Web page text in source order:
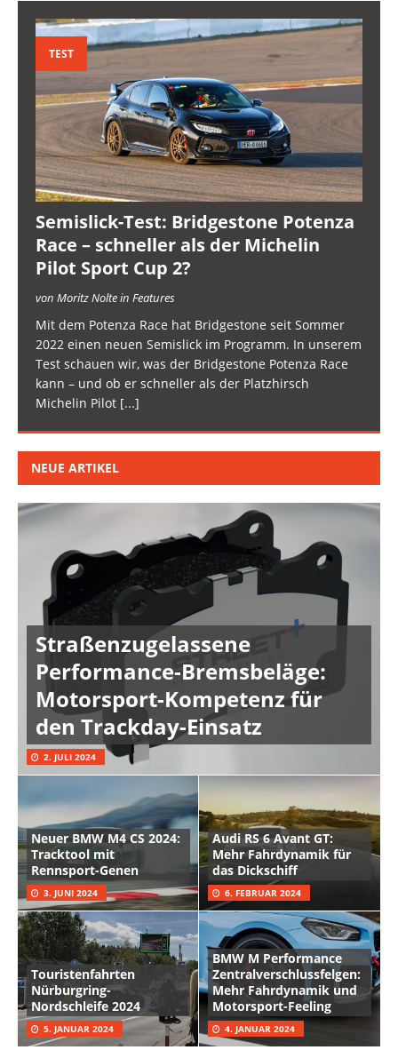
TEST
Semislick-Test: Bridgestone Potenza
Race – schneller als der Michelin
Pilot Sport Cup 2?
von Moritz Nolte in Features
Mit dem Potenza Race hat Bridgestone seit Sommer
2022 einen neuen Semislick im Programm. In unserem
Test schauen wir, was der Bridgestone Potenza Race
kann – und ob er schneller als der Platzhirsch
Michelin Pilot [...]
NEUE ARTIKEL
Straßenzugelassene
Performance-Bremsbeläge:
Motorsport-Kompetenz für
den Trackday-Einsatz
2. JULI 2024
Neuer BMW M4 CS 2024:
Tracktool mit
Rennsport-Genen
3. JUNI 2024
Audi RS 6 Avant GT:
Mehr Fahrdynamik für
das Dickschiff
6. FEBRUAR 2024
Touristenfahrten
Nürburgring-
Nordschleife 2024
5. JANUAR 2024
BMW M Performance
Zentralverschlussfelgen:
Mehr Fahrdynamik und
Motorsport-Feeling
4. JANUAR 2024